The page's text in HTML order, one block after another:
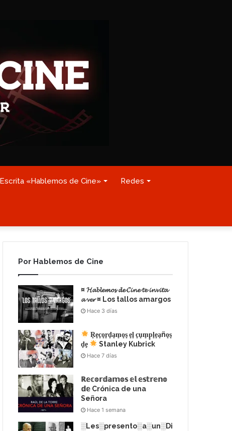
«Hablemos de Cine» Redes
Por Hablemos de Cine
¤ 𝓗𝓪𝓫𝓵𝓮𝓶𝓸𝓼 𝓭𝓮 𝓒𝓲𝓷𝓮 𝓽𝓮 𝓲𝓷𝓿𝓲𝓽𝓪
𝓪 𝓿𝓮𝓻 ¤ Los tallos amargos
Hace 3 días
R͙e͙c͙o͙r͙d͙a͙m͙o͙s͙ e͙l͙ c͙u͙m͙p͙l͙e͙a͙ño͙s͙
d͙e͙
Stanley Kubrick
Hace 7 días
ℝ𝕖𝕔𝕠𝕣𝕕𝕒𝕞𝕠𝕤 𝕖𝕝 𝕖𝕤𝕥𝕣𝕖𝕟𝕠
𝕕𝕖 Crónica de una
Señora
Hace 1 semana
░Les░presento░a░un░Di